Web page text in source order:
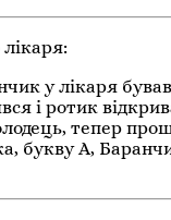
у лікаря
і ротик
тепер
букву А,